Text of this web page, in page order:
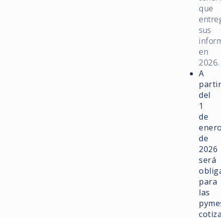
que
sus
en
2026.
A
del
1
de
de
2026
será
para
las